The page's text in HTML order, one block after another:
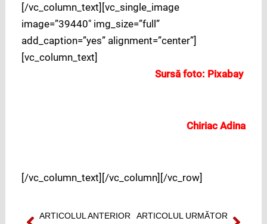
[/vc_column_text][vc_single_image
image=”39440″ img_size=”full”
add_caption=”yes” alignment=”center”]
[vc_column_text]
Sursă foto: Pixabay
Chiriac Adina
[/vc_column_text][/vc_column][/vc_row]
ARTICOLUL ANTERIOR ARTICOLUL URMĂTOR